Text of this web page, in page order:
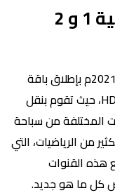
تردد قناة أبو ظبي الرياضية 1 و 2
قامت قنوات أبو ظبي في شهر مايو بعام 2021م بإطلاق باقة
جديدة تظهر على نايل سات قنواتها بدقة HD، حيث تقوم بنقل
المختلفة من سباحة
من الرياضيات، التي
هذه القنوات
كل ما هو جديد.